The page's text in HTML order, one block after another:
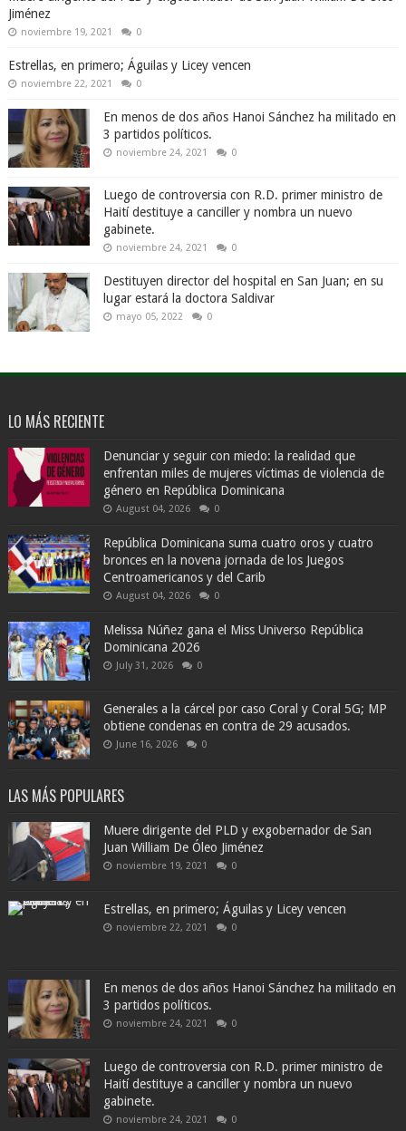
Jiménez
noviembre 19, 2021 0
Estrellas, en primero; Águilas y Licey vencen
noviembre 22, 2021 0
En menos de dos años Hanoi Sánchez ha militado en
3 partidos políticos.
noviembre 24, 2021 0
Luego de controversia con R.D. primer ministro de
Haití destituye a canciller y nombra un nuevo
gabinete.
noviembre 24, 2021 0
Destituyen director del hospital en San Juan; en su
lugar estará la doctora Saldivar
mayo 05, 2022 0
LO MÁS RECIENTE
Denunciar y seguir con miedo: la realidad que
enfrentan miles de mujeres víctimas de violencia de
género en República Dominicana
August 04, 2026 0
República Dominicana suma cuatro oros y cuatro
bronces en la novena jornada de los Juegos
Centroamericanos y del Carib
August 04, 2026 0
Melissa Núñez gana el Miss Universo República
Dominicana 2026
July 31, 2026 0
Generales a la cárcel por caso Coral y Coral 5G; MP
obtiene condenas en contra de 29 acusados.
June 16, 2026 0
LAS MÁS POPULARES
Muere dirigente del PLD y exgobernador de San
Juan William De Óleo Jiménez
noviembre 19, 2021 0
Estrellas, en primero; Águilas y Licey vencen
noviembre 22, 2021 0
En menos de dos años Hanoi Sánchez ha militado en
3 partidos políticos.
noviembre 24, 2021 0
Luego de controversia con R.D. primer ministro de
Haití destituye a canciller y nombra un nuevo
gabinete.
noviembre 24, 2021 0